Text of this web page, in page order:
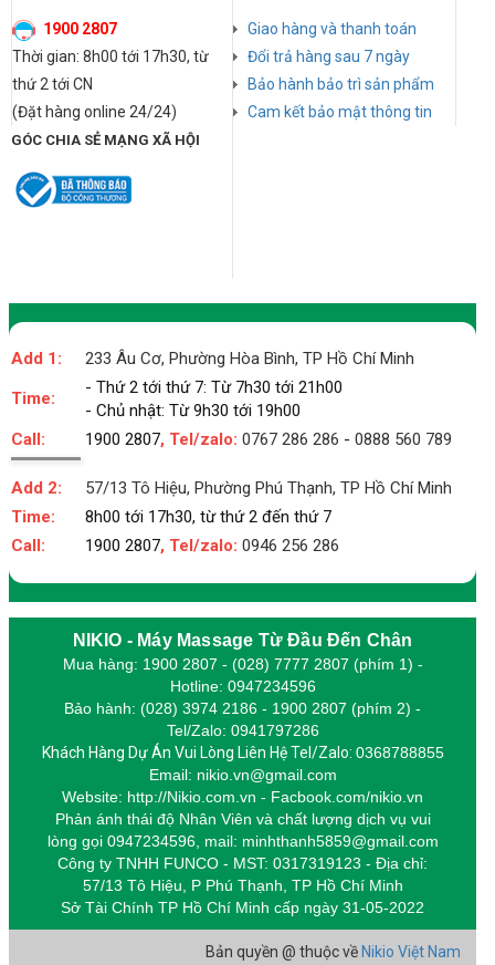
1900 2807
Thời gian: 8h00 tới 17h30, từ
thứ 2 tới CN
(Đặt hàng online 24/24)
Giao hàng và thanh toán
Đổi trả hàng sau 7 ngày
Bảo hành bảo trì sản phẩm
Cam kết bảo mật thông tin
GÓC CHIA SẺ MẠNG XÃ HỘI
Add 1: 233 Âu Cơ, Phường Hòa Bình, TP Hồ Chí Minh
Time:
- Thứ 2 tới thứ 7: Từ 7h30 tới 21h00
- Chủ nhật: Từ 9h30 tới 19h00
Call:
1900 2807, Tel/zalo:0767 286 286 -0888 560 789
Add 2:
57/13 Tô Hiệu, Phường Phú Thạnh, TP Hồ Chí Minh
Time:
8h00 tới 17h30, từ thứ 2 đến thứ 7
Call:
1900 2807, Tel/zalo:0946 256 286
NIKIO - Máy Massage Từ Đầu Đến Chân
Mua hàng: 1900 2807 - (028) 7777 2807 (phím 1) -
Hotline: 0947234596
Bảo hành: (028) 3974 2186 - 1900 2807 (phím 2) -
Tel/Zalo: 0941797286
Khách Hàng Dự Án Vui Lòng Liên Hệ Tel/Zalo: 0368788855
Email: nikio.vn@gmail.com
Website: http://Nikio.com.vn - Facbook.com/nikio.vn
Phản ánh thái độ Nhân Viên và chất lượng dịch vụ vui
lòng gọi 0947234596, mail: minhthanh5859@gmail.com
Công ty TNHH FUNCO - MST: 0317319123 - Địa chỉ:
57/13 Tô Hiệu, P Phú Thạnh, TP Hồ Chí Minh
Sở Tài Chính TP Hồ Chí Minh cấp ngày 31-05-2022
Bản quyền @ thuộc về Nikio Việt Nam